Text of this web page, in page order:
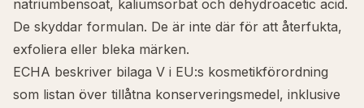
natriumbensoat, kaliumsorbat och dehydroacetic acid.
De skyddar formulan. De är inte där för att återfukta,
exfoliera eller bleka märken.
ECHA beskriver bilaga V i EU:s kosmetikförordning
som listan över tillåtna konserveringsmedel, inklusive